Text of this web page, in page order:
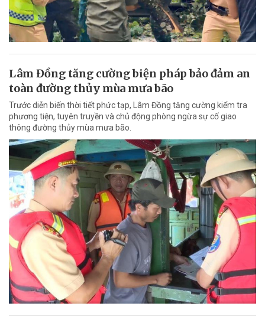
Lâm Đồng tăng cường biện pháp bảo đảm an
toàn đường thủy mùa mưa bão
Trước diễn biến thời tiết phức tạp, Lâm Đồng tăng cường kiểm tra
phương tiện, tuyên truyền và chủ động phòng ngừa sự cố giao
thông đường thủy mùa mưa bão.